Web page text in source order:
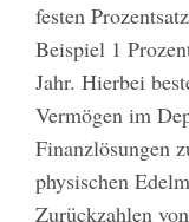
festen
Beispiel 1
Jahr. Hierbei
Vermögen im
Finanzlösungen
physischen
Zurückzahlen